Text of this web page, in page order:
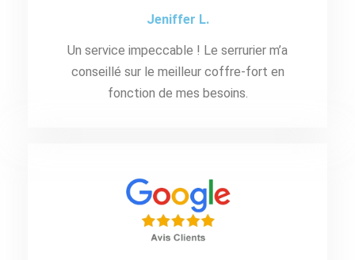
Jeniffer L.
Un service impeccable ! Le serrurier m’a
conseillé sur le meilleur coffre-fort en
fonction de mes besoins.